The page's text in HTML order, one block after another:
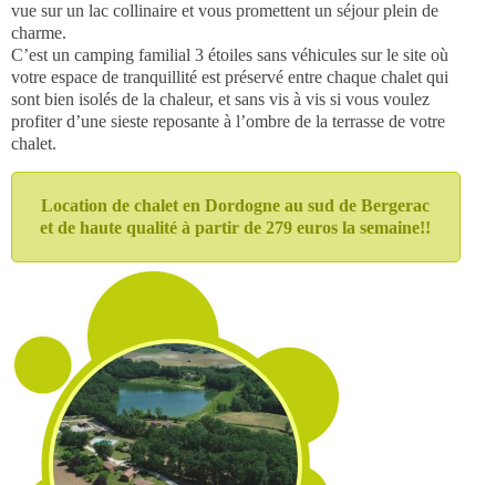
vue sur un lac collinaire et vous promettent un séjour plein de
charme.
C’est un camping familial 3 étoiles sans véhicules sur le site où
votre espace de tranquillité est préservé entre chaque chalet qui
sont bien isolés de la chaleur, et sans vis à vis si vous voulez
profiter d’une sieste reposante à l’ombre de la terrasse de votre
chalet.
Location de chalet en Dordogne au sud de Bergerac
et de haute qualitéà partir de 279 euros la semaine!!